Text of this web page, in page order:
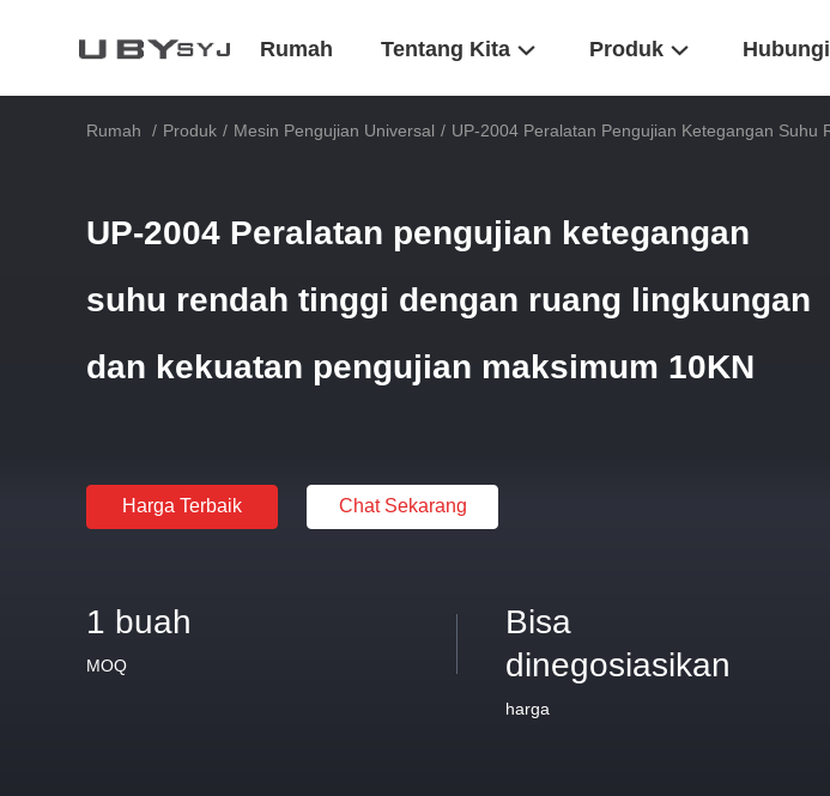
Rumah Tentang Kita Produk
Rumah / Produk / Mesin Pengujian Universal / UP-2004 Peralatan Pengujian Ketegangan
UP-2004 Peralatan pengujian ketegangan
suhu rendah tinggi dengan ruang lingkungan
dan kekuatan pengujian maksimum 10KN
Harga Terbaik Chat Sekarang
1 buah
MOQ
Bisa
dinegosiasikan
harga